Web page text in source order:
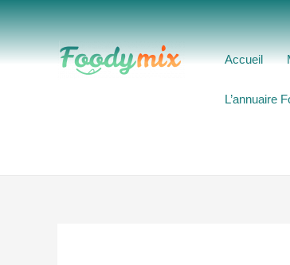
Aller
au
contenu
Accueil
L’annuaire